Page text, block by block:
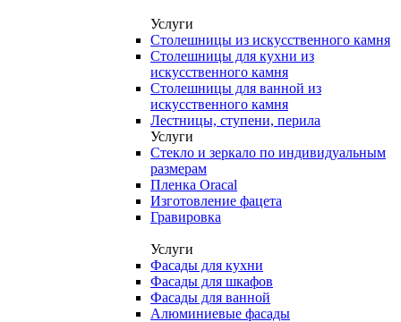
Услуги
Столешницы из искусственного камня
Столешницы для кухни из
искусственного камня
Столешницы для ванной из
искусственного камня
Лестницы, ступени, перила
Услуги
Стекло и зеркало по индивидуальным
размерам
Пленка Oracal
Изготовление фацета
Гравировка
Услуги
Фасады для кухни
Фасады для шкафов
Фасады для ванной
Алюминиевые фасады